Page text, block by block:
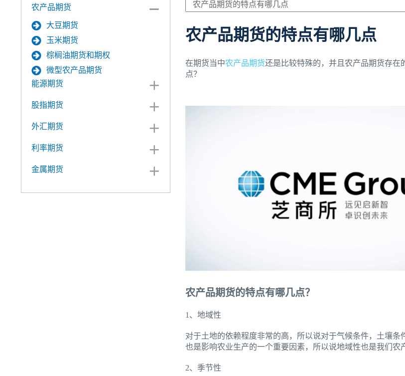
农产品期货
大豆期货
玉米期货
棕榈油期货和期权
微型农产品期货
能源期货
股指期货
外汇期货
利率期货
金属期货
农产品期货的特点有哪几点
在期货当中农产品期货还是比较特殊的，并且农产品期货存
点？
农产品期货的特点有哪几点？
1、地域性
对于土地的依赖程度非常的高，所以说对于气候条件，土壤
也是影响农业生产的一个重要因素，所以说地域性也是我们农
2、季节性